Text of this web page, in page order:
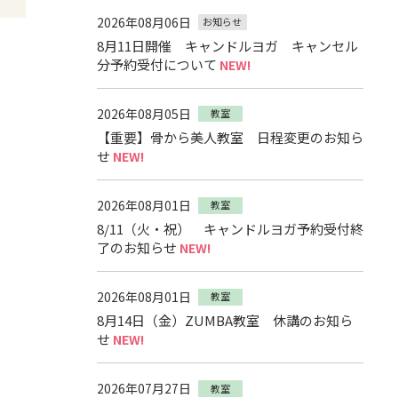
2026年08月06日 お知らせ
8月11日開催 キャンドルヨガ キャンセル
分予約受付について NEW!
2026年08月05日 教室
【重要】骨から美人教室 日程変更のお知ら
せ NEW!
2026年08月01日 教室
8/11（火・祝） キャンドルヨガ予約受付終
了のお知らせ NEW!
2026年08月01日 教室
8月14日（金）ZUMBA教室 休講のお知ら
せ NEW!
2026年07月27日 教室